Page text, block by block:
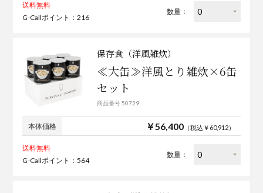
送料無料
G-Callポイント：216
数量：
保存食（洋風雑炊）
≪大缶≫洋風とり雑炊×6缶
セット
商品番号 50729
本体価格 ￥56,400（税込￥60,912）
送料無料
G-Callポイント：564
数量：